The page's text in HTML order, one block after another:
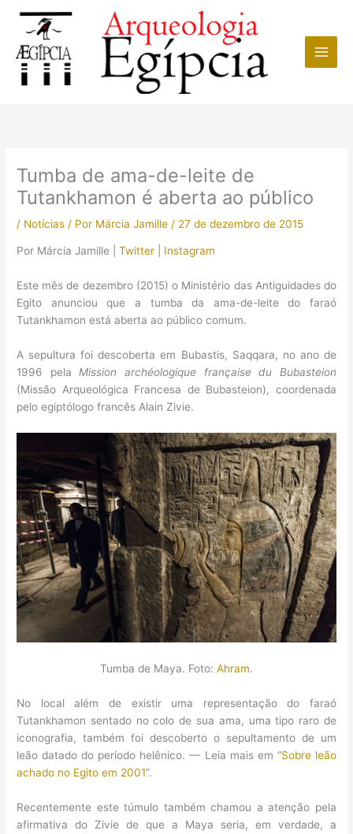
conteúdo
Tumba de ama-de-leite de
Tutankhamon é aberta ao público
/ Notícias / Por Márcia Jamille / 27 de dezembro de 2015
Por Márcia Jamille |Twitter Instagram
Este mês de dezembro (2015) o Ministério das Antiguidades do
Egito anunciou que a tumba da ama-de-leite do faraó
Tutankhamon está aberta ao público comum.
A sepultura foi descoberta em Bubastis, Saqqara, no ano de
1996 pela Mission archéologique française du Bubasteion
(Missão Arqueológica Francesa de Bubasteion), coordenada
pelo egiptólogo francês Alain Zivie.
Tumba de Maya. Foto: Ahram.
No local além de existir uma representação do faraó
Tutankhamon sentado no colo de sua ama, uma tipo raro de
iconografia, também foi descoberto o sepultamento de um
leão datado do período helênico. — Leia mais em “Sobre leão
achado no Egito em 2001”.
Recentemente este túmulo também chamou a atenção pela
afirmativa do Zivie de que a Maya seria, em verdade, a